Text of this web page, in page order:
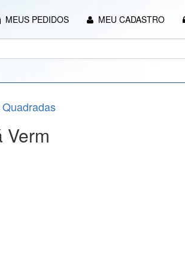
MEUS PEDIDOS MEU CADASTRO
Verm